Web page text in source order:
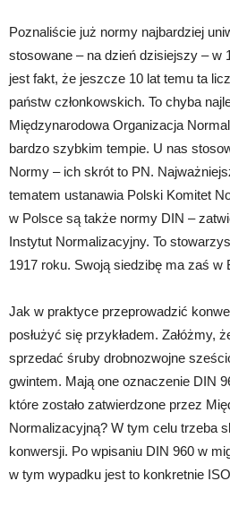
Poznaliście już normy najbardziej
stosowane – na dzień dzisiejszy – w
jest fakt, że jeszcze 10 lat temu ta
państw członkowskich. To chyba
Międzynarodowa Organizacja
bardzo szybkim tempie. U nas
Normy – ich skrót to PN.
tematem ustanawia Polski Komitet
w Polsce są także normy DIN –
Instytut Normalizacyjny. To
1917 roku. Swoją siedzibę ma zaś w
Jak w praktyce przeprowadzić
posłużyć się przykładem. Załóżmy,
sprzedać śruby drobnozwojne
gwintem. Mają one oznaczenie DIN
które zostało zatwierdzone przez
Normalizacyjną? W tym celu trzeba
konwersji. Po wpisaniu DIN 960 w
w tym wypadku jest to konkretnie